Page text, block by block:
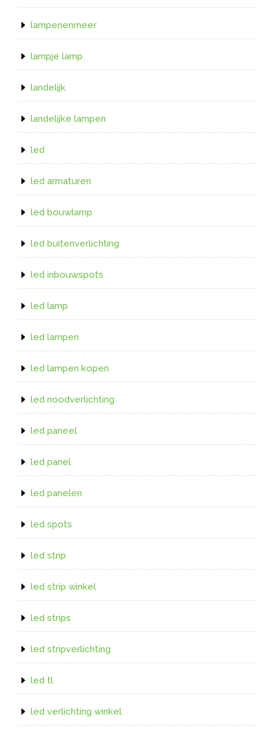
lampenenmeer
lampje lamp
landelijk
landelijke lampen
led
led armaturen
led bouwlamp
led buitenverlichting
led inbouwspots
led lamp
led lampen
led lampen kopen
led noodverlichting
led paneel
led panel
led panelen
led spots
led strip
led strip winkel
led strips
led stripverlichting
led tl
led verlichting winkel